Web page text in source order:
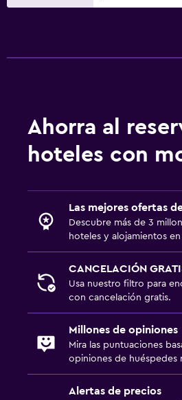
Ahorra al
hoteles con
Las mejores ofertas
Descubre más de 3
hoteles y alojamientos
CANCELACIÓN
Usa nuestro filtro para
con cancelación gratis.
Millones de opiniones
Mira las puntuaciones
opiniones de huéspedes
Alertas de precios